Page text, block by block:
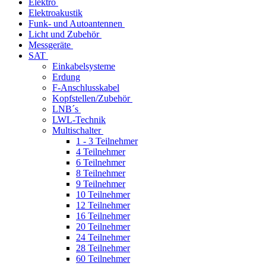
Elektroakustik
Funk- und Autoantennen
Licht und Zubehör
Messgeräte
SAT
Einkabelsysteme
Erdung
F-Anschlusskabel
Kopfstellen/Zubehör
LNB´s
LWL-Technik
Multischalter
1 - 3 Teilnehmer
4 Teilnehmer
6 Teilnehmer
8 Teilnehmer
9 Teilnehmer
10 Teilnehmer
12 Teilnehmer
16 Teilnehmer
20 Teilnehmer
24 Teilnehmer
28 Teilnehmer
60 Teilnehmer